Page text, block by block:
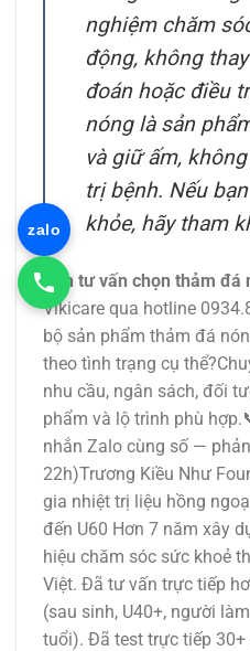
nghiệm chăm
động, không
đoán hoặc điều
nóng là sản
và giữ ấm,
trị bệnh. Nếu
khỏe, hãy tham
Cần tư vấn chọn thảm đá
Vikicare qua hotline
bộ sản phẩm thảm đá
theo tình trạng cụ
nhu cầu, ngân sách, đối
phẩm và lộ trình phù
nhắn Zalo cùng số —
22h)Trương Kiều Như
gia nhiệt trị liệu hồng
đến U60 Hơn 7 năm xây
hiệu chăm sóc sức khoẻ
Việt. Đã tư vấn trực tiếp
(sau sinh, U40+, người
tuổi). Đã test trực tiếp
zalo